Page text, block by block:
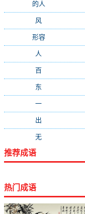
的人
风
形容(281)
人
百
东
一
出
无
推荐成语
热门成语